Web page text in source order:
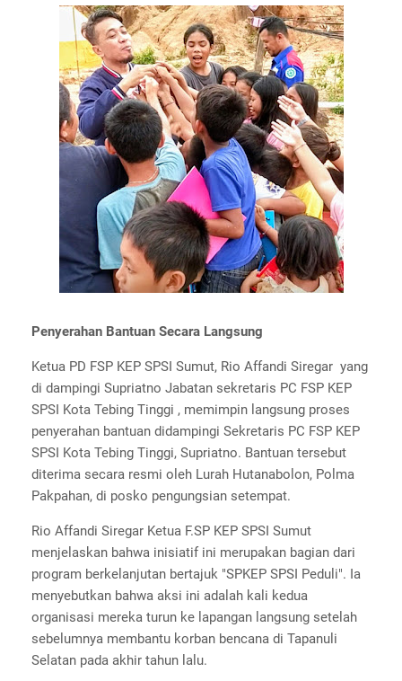
Penyerahan Bantuan Secara Langsung
Ketua PD FSP KEP SPSI Sumut, Rio Affandi Siregar yang
di dampingi Supriatno Jabatan sekretaris PC FSP KEP
SPSI Kota Tebing Tinggi , memimpin langsung proses
penyerahan bantuan didampingi Sekretaris PC FSP KEP
SPSI Kota Tebing Tinggi, Supriatno. Bantuan tersebut
diterima secara resmi oleh Lurah Hutanabolon, Polma
Pakpahan, di posko pengungsian setempat.
Rio Affandi Siregar Ketua F.SP KEP SPSI Sumut
menjelaskan bahwa inisiatif ini merupakan bagian dari
program berkelanjutan bertajuk "SPKEP SPSI Peduli". Ia
menyebutkan bahwa aksi ini adalah kali kedua
organisasi mereka turun ke lapangan langsung setelah
sebelumnya membantu korban bencana di Tapanuli
Selatan pada akhir tahun lalu.